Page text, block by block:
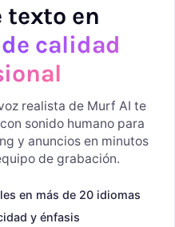
texto en
calidad
realista de Murf AI te
sonido humano para
y anuncios en minutos
de grabación.
en más de 20 idiomas
y énfasis